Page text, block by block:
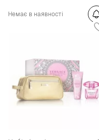
Немає в наявності